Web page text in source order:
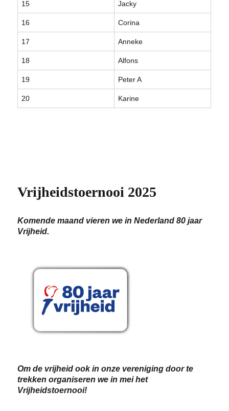
15 Jacky
16 Corina
17 Anneke
18 Alfons
19 Peter A
20 Karine
Vrijheidstoernooi 2025
Komende maand vieren we in Nederland 80 jaar
Vrijheid.
Om de vrijheid ook in onze vereniging door te
trekken organiseren we in mei het
Vrijheidstoernooi!